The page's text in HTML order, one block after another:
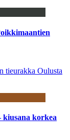
tieurakka Oulusta
kiusana korkea